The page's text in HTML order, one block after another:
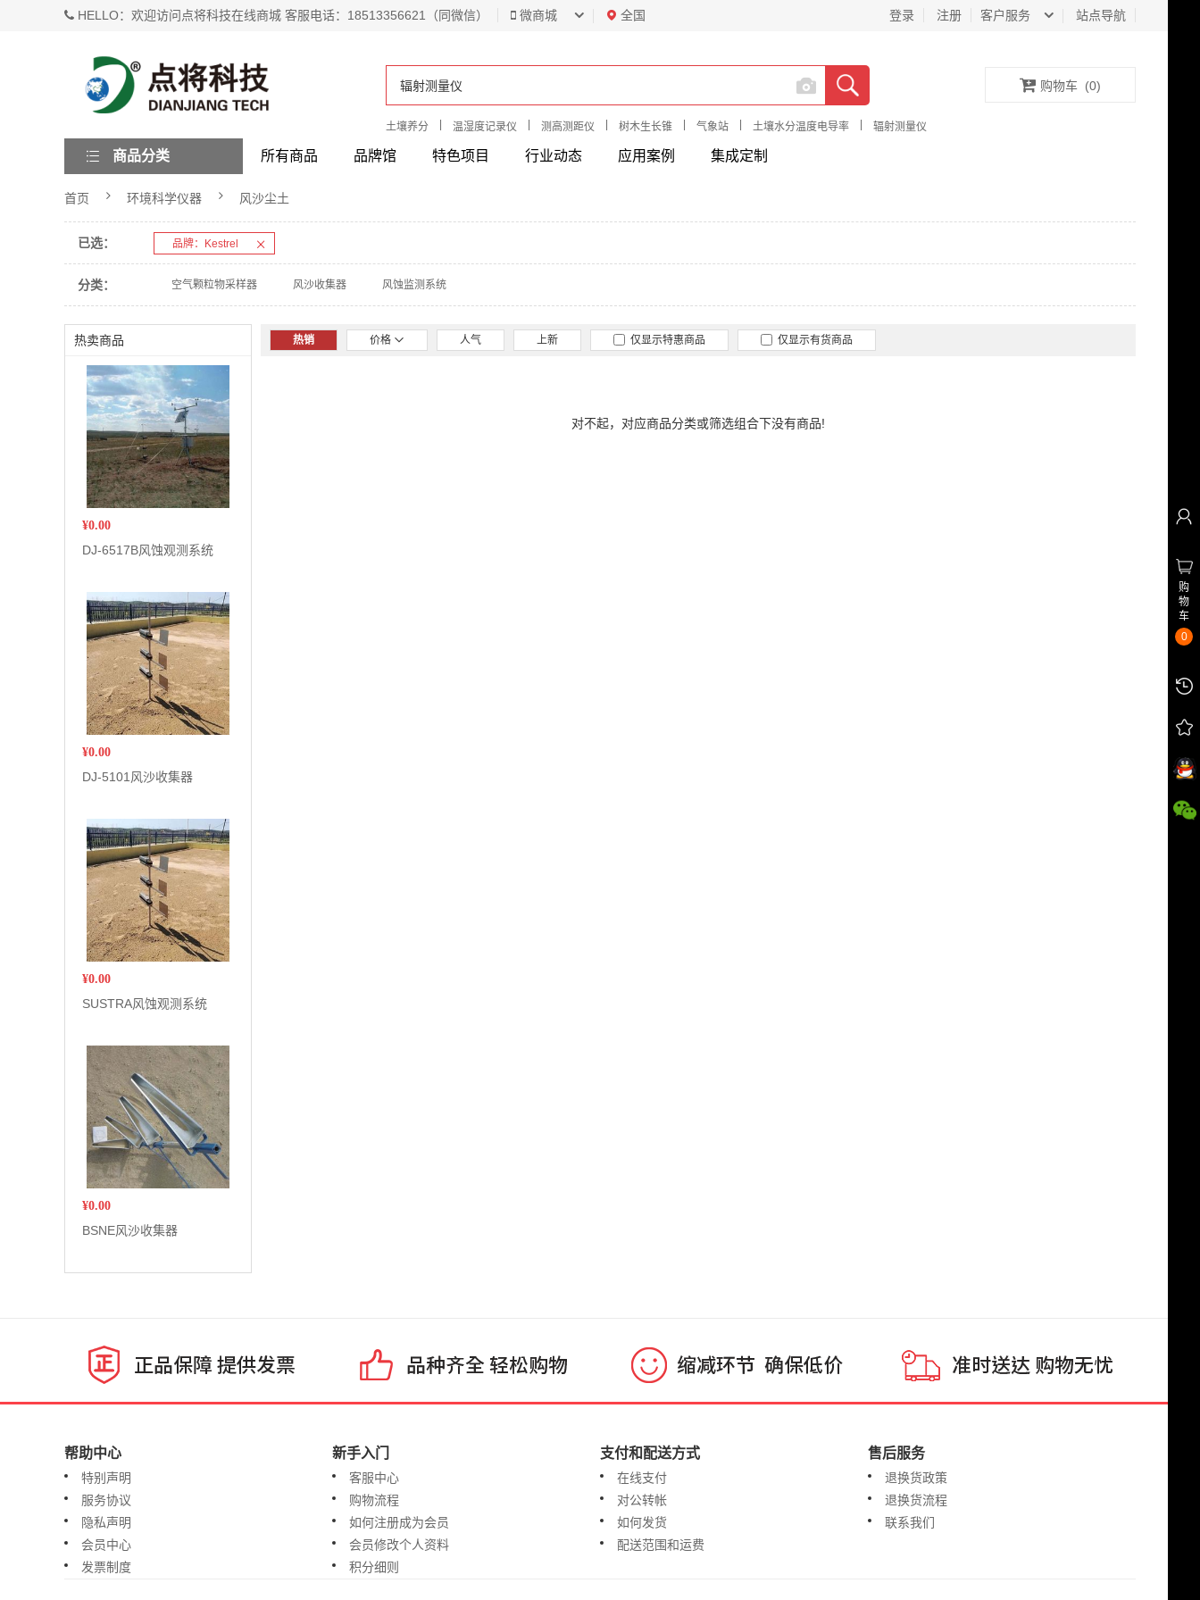
HELLO：欢迎访问点将科技在线商城 客服电话：18513356621（同微信） 微商城 全国 客户服务 站点导航
登录 注册
土壤养分 温湿度记录仪 测高测距仪 树木生长锥 气象站 土壤水分温度电导率 辐射测量仪
购物车 (0)
所有商品 品牌馆 特色项目 行业动态 应用案例 集成定制
商品分类
首页 环境科学仪器 风沙尘土
已选： 品牌：Kestrel
分类： 空气颗粒物采样器 风沙收集器 风蚀监测系统
热卖商品
¥0.00
DJ-6517B风蚀观测系统
¥0.00
DJ-5101风沙收集器
¥0.00
SUSTRA风蚀观测系统
¥0.00
BSNE风沙收集器
热销 价格 人气 上新 仅显示特惠商品 仅显示有货商品
对不起，对应商品分类或筛选组合下没有商品!
购
物
车
0
帮助中心
特别声明
服务协议
隐私声明
会员中心
发票制度
新手入门
客服中心
购物流程
如何注册成为会员
会员修改个人资料
积分细则
支付和配送方式
在线支付
对公转帐
如何发货
配送范围和运费
售后服务
退换货政策
退换货流程
联系我们